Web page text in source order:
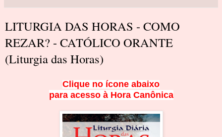
LITURGIA DAS HORAS - COMO
REZAR? - CATÓLICO ORANTE
(Liturgia das Horas)
Clique no ícone abaixo
para acesso à Hora Canônica